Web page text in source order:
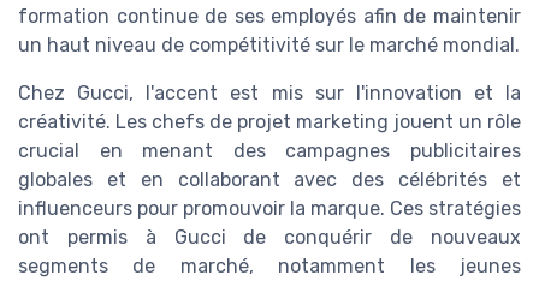
formation continue de ses employés afin de maintenir
un haut niveau de compétitivité sur le marché mondial.
Chez Gucci, l'accent est mis sur l'innovation et la
créativité. Les chefs de projet marketing jouent un rôle
crucial en menant des campagnes publicitaires
globales et en collaborant avec des célébrités et
influenceurs pour promouvoir la marque. Ces stratégies
ont permis à Gucci de conquérir de nouveaux
segments de marché, notamment les jeunes